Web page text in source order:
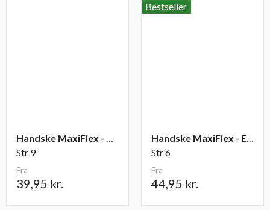
Handske MaxiFlex - Ultimate
Str 9
Fra
39,95 kr.
Bestseller
Handske MaxiFlex - Endurance
Str 6
Fra
44,95 kr.